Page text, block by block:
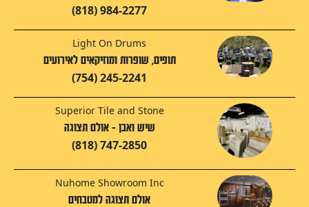
(818) 984-2277
Light On Drums
תופים, שופרות ומוזיקאים לאירועים
(754) 245-2241
Superior Tile and Stone
שיש ואבן - אולם תצוגה
(818) 747-2850
Nuhome Showroom Inc
אולם תצוגה למטבחים